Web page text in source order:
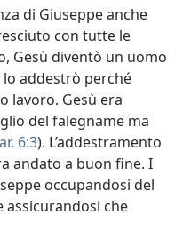
di Giuseppe anche
con tutte le
Gesù diventò un uomo
addestrò perché
lavoro. Gesù era
del falegname ma
6:3). L’addestramento
andato a buon fine. I
occupandosi del
assicurandosi che